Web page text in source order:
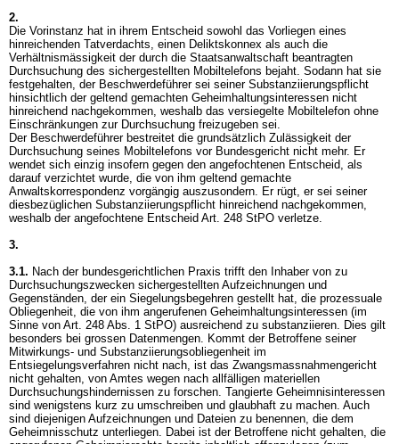
2.
Die Vorinstanz hat in ihrem Entscheid sowohl das Vorliegen eines
hinreichenden Tatverdachts, einen Deliktskonnex als auch die
Verhältnismässigkeit der durch die Staatsanwaltschaft beantragten
Durchsuchung des sichergestellten Mobiltelefons bejaht. Sodann hat sie
festgehalten, der Beschwerdeführer sei seiner Substanziierungspflicht
hinsichtlich der geltend gemachten Geheimhaltungsinteressen nicht
hinreichend nachgekommen, weshalb das versiegelte Mobiltelefon ohne
Einschränkungen zur Durchsuchung freizugeben sei.
Der Beschwerdeführer bestreitet die grundsätzlich Zulässigkeit der
Durchsuchung seines Mobiltelefons vor Bundesgericht nicht mehr. Er
wendet sich einzig insofern gegen den angefochtenen Entscheid, als
darauf verzichtet wurde, die von ihm geltend gemachte
Anwaltskorrespondenz vorgängig auszusondern. Er rügt, er sei seiner
diesbezüglichen Substanziierungspflicht hinreichend nachgekommen,
weshalb der angefochtene Entscheid Art. 248 StPO verletze.
3.
3.1. Nach der bundesgerichtlichen Praxis trifft den Inhaber von zu
Durchsuchungszwecken sichergestellten Aufzeichnungen und
Gegenständen, der ein Siegelungsbegehren gestellt hat, die prozessuale
Obliegenheit, die von ihm angerufenen Geheimhaltungsinteressen (im
Sinne von Art. 248 Abs. 1 StPO) ausreichend zu substanziieren. Dies gilt
besonders bei grossen Datenmengen. Kommt der Betroffene seiner
Mitwirkungs- und Substanziierungsobliegenheit im
Entsiegelungsverfahren nicht nach, ist das Zwangsmassnahmengericht
nicht gehalten, von Amtes wegen nach allfälligen materiellen
Durchsuchungshindernissen zu forschen. Tangierte Geheimnisinteressen
sind wenigstens kurz zu umschreiben und glaubhaft zu machen. Auch
sind diejenigen Aufzeichnungen und Dateien zu benennen, die dem
Geheimnisschutz unterliegen. Dabei ist der Betroffene nicht gehalten, die